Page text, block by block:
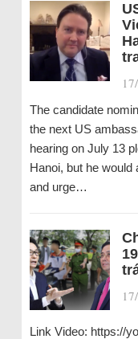
The candidate
the next US
hearing on July 13
Hanoi, but he would
and urge…
Link Video: https://